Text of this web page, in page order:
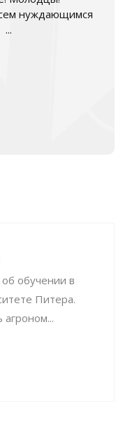
нуждающимся
...
обучении в
Питера.
агроном...